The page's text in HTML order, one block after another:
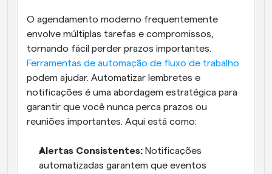
O agendamento moderno frequentemente
envolve múltiplas tarefas e compromissos,
Ferramentas de automação de fluxo de trabalho
podem ajudar. Automatizar lembretes e
notificações é uma abordagem estratégica para
garantir que você nunca perca prazos ou
reuniões importantes. Aqui está como:
Alertas Consistentes: Notificações
automatizadas garantem que eventos